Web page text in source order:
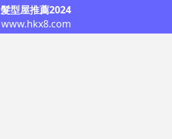
髮型屋推薦2024
www.hkx8.com